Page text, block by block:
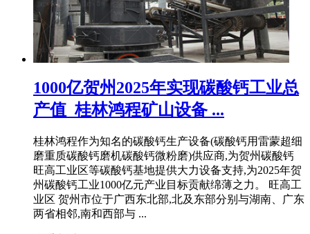
1000亿贺州2025年实现碳酸钙工业总
产值_桂林鸿程矿山设备 ...
桂林鸿程作为知名的碳酸钙生产设备(碳酸钙用雷蒙超细
磨重质碳酸钙磨机碳酸钙微粉磨)供应商,为贺州碳酸钙
旺高工业区等碳酸钙基地提供大力设备支持,为2025年贺
州碳酸钙工业1000亿元产业目标贡献绵薄之力。 旺高工
业区 贺州市位于广西东北部,北及东部分别与湖南、广东
两省相邻,南和西部与 ...